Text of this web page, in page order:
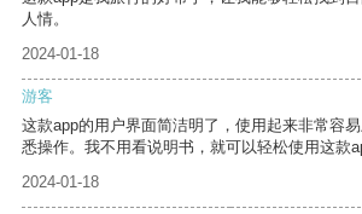
人情。
2024-01-18
游客
这款app的用户界面简洁明了，使用起来非常容
悉操作。我不用看说明书，就可以轻松使用这款
2024-01-18